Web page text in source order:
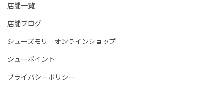
店舗一覧
店舗ブログ
シューズモリ オンラインショップ
シューポイント
プライバシーポリシー